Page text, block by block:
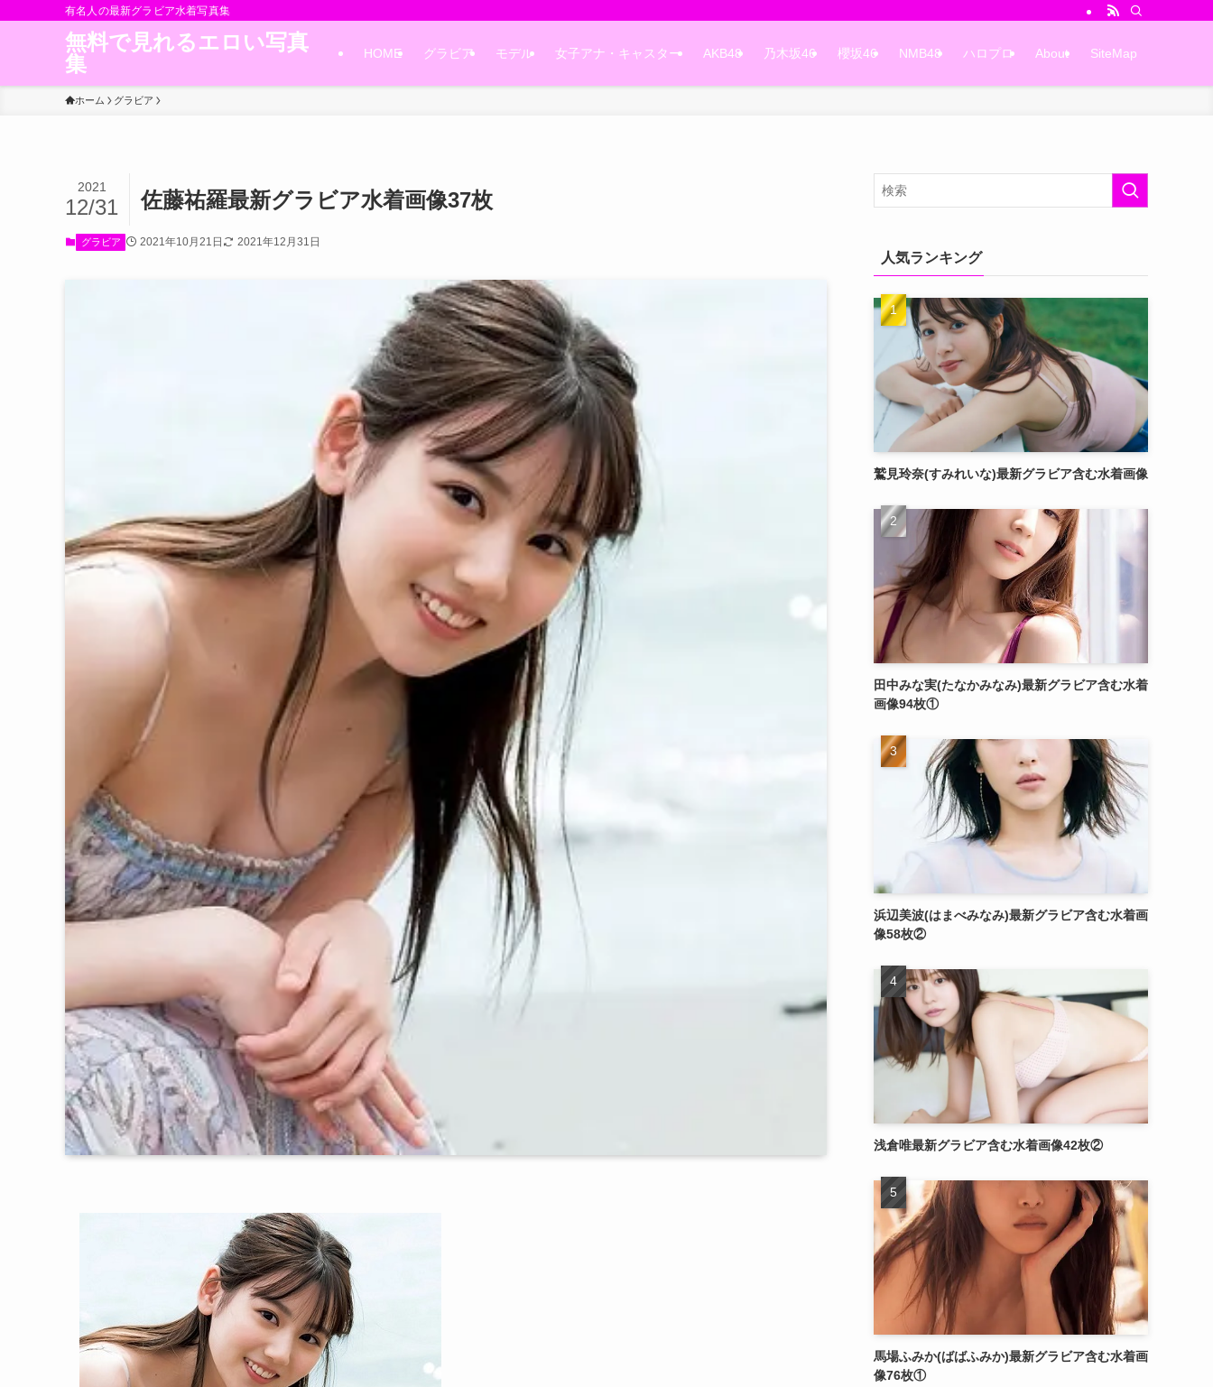
有名人の最新グラビア水着写真集
無料で見れるエロい写真
集
HOME グラビア モデル 女子アナ・キャスター AKB48 乃木坂46 櫻坂46 NMB48 ハロプロ About SiteMap
ホーム グラビア
佐藤祐羅最新グラビア水着画像37枚
2021
12/31
グラビア 2021年10月21日 2021年12月31日
人気ランキング
鷲見玲奈(すみれいな)最新グラビア含む水着画像
田中みな実(たなかみなみ)最新グラビア含む水着
画像94枚①
浜辺美波(はまべみなみ)最新グラビア含む水着画
像58枚②
浅倉唯最新グラビア含む水着画像42枚②
馬場ふみか(ばばふみか)最新グラビア含む水着画
像76枚①